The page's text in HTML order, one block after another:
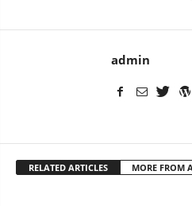
admin
RELATED ARTICLES MORE FROM